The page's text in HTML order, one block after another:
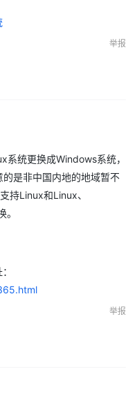
举报
系统更换成Windows系统，
是非中国内地的地域暂不
持Linux和Linux、
举报